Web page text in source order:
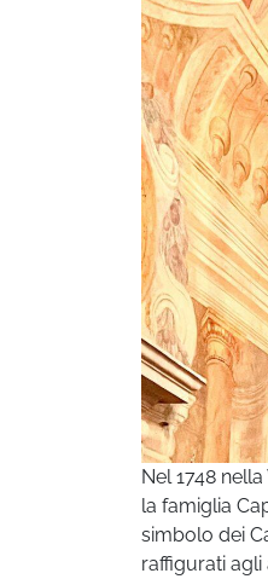
Nel 1748
la famiglia
simbolo dei
raffigurati